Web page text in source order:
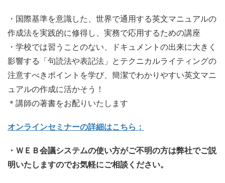
・国際基準を意識した、世界で通用する英文マニュアルの
作成法を実践的に修得し、実務で応用するための講座
・学校では習うことのない、ドキュメントの出来に大きく
影響する「句読法や表記法」とテクニカルライティングの
注意すべきポイントを学び、簡潔でわかりやすい英文マニ
ュアルの作成に活かそう！
＊講師の著書をお配りいたします
オンラインセミナーの詳細はこちら：
・ＷＥＢ会議システムの使い方がご不明の方は弊社でご説
明いたしますのでお気軽にご相談ください。